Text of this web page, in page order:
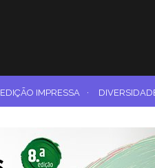
EDIÇÃO IMPRESSA ·